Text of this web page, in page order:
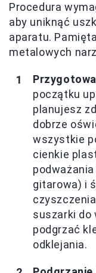
Procedura
aby uniknąć
aparatu.
metalowych
początku
planujesz
dobrze
wszystkie
cienkie
gitarowa) i
suszarki do
podgrzać
odklejania.